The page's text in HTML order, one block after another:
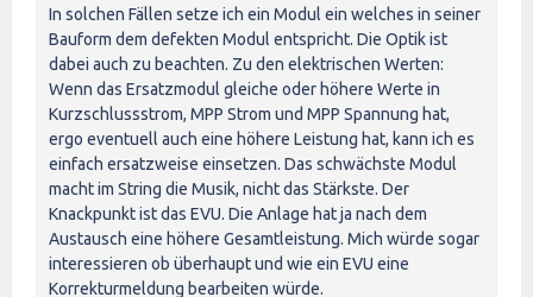
In solchen Fällen setze ich ein Modul ein welches in seiner
Bauform dem defekten Modul entspricht. Die Optik ist
dabei auch zu beachten. Zu den elektrischen Werten:
Wenn das Ersatzmodul gleiche oder höhere Werte in
Kurzschlussstrom, MPP Strom und MPP Spannung hat,
ergo eventuell auch eine höhere Leistung hat, kann ich es
einfach ersatzweise einsetzen. Das schwächste Modul
macht im String die Musik, nicht das Stärkste. Der
Knackpunkt ist das EVU. Die Anlage hat ja nach dem
Austausch eine höhere Gesamtleistung. Mich würde sogar
interessieren ob überhaupt und wie ein EVU eine
Korrekturmeldung bearbeiten würde.